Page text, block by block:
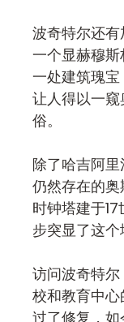
波奇特尔还
一个显赫穆
一处建筑瑰宝
让人得以一
俗。
除了哈吉阿
仍然存在的奥
时钟塔建于
步突显了这个
访问波奇特
校和教育中
过了修复，